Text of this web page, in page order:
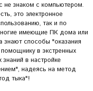
не знаком с компьютером.
это электронное
так и по
имеющие ПК дома или
способы "оказания
в экстренных
в настройке
надеясь на метод
тыка"!